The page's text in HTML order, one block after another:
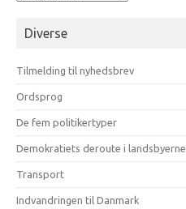
måneder
Diverse
Tilmelding til nyhedsbrev
Ordsprog
De fem politikertyper
Demokratiets deroute i landsbyerne
Transport
Indvandringen til Danmark